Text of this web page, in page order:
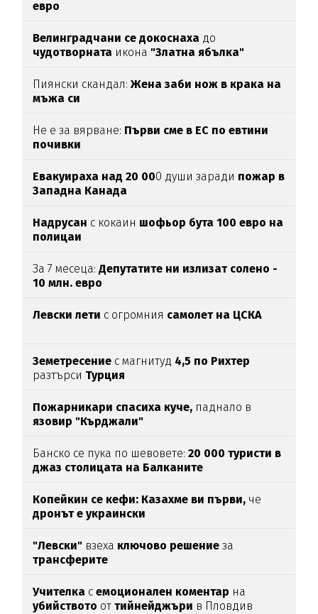
евро
Велинградчани се докоснаха до
чудотворната икона "Златна ябълка"
Пиянски скандал:Жена заби нож в крака на
мъжа си
Не е за вярване: Първи сме в ЕС по евтини
почивки
Евакуираха над 20 000 души заради пожар в
Западна Канада
Надрусан с кокаин шофьор бута 100 евро на
полицаи
За 7 месеца: Депутатите ни излизат солено -
10 млн. евро
Левски лети с огромния самолет на ЦСКА
Земетресение с магнитуд 4,5 по Рихтер
разтърси Турция
Пожарникари спасиха куче, паднало в
язовир "Кърджали"
Банско се пука по шевовете:20 000 туристи в
джаз столицата на Балканите
Копейкин се кефи: Казахме ви първи, че
дронът е украински
"Левски" взеха ключово решение за
трансферите
Учителка семоционален коментар на
убийството оттийнейджъри в Пловдив